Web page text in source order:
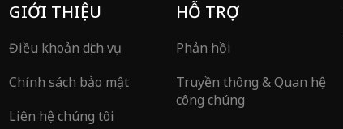
GIỚI THIỆU
Điều khoản dịch vụ
Chính sách bảo mật
Liên hệ chúng tôi
HỖ TRỢ
Phản hồi
Truyền thông & Quan hệ
công chúng